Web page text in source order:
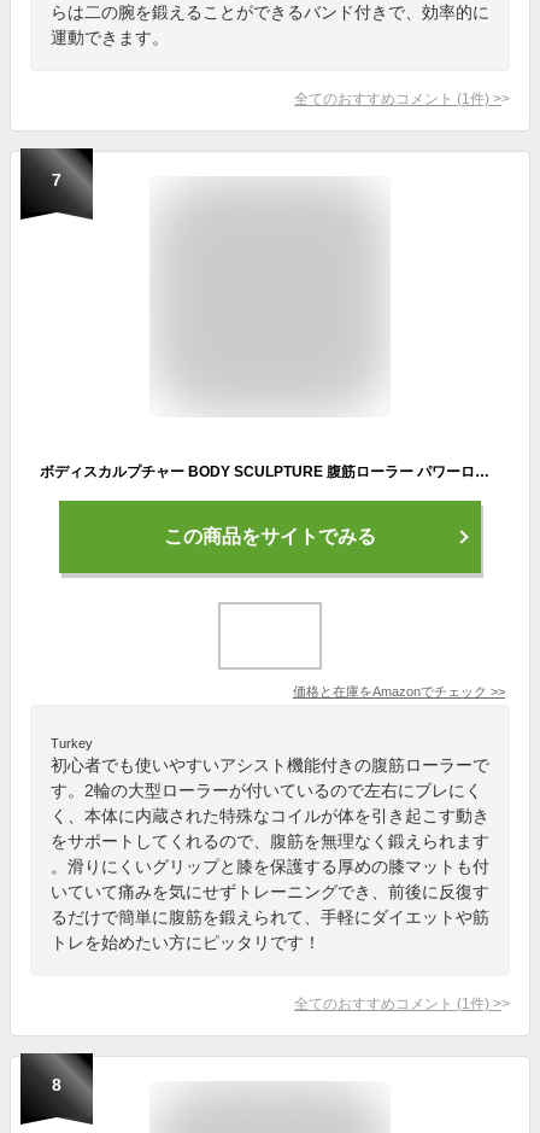
らは二の腕を鍛えることができるバンド付きで、効率的に
運動できます。
全てのおすすめコメント (1 件) >
7
ボディスカルプチャー BODY SCULPTURE 腹筋ローラー パワーローラーコア スペシャルエディション(ピンク) 引き起しアシスト機能搭載(引き起し性能120%バージョン) 高密度マット付き 大型ローラー アブトレーニング TKS71HM021
この商品をサイトでみる
価格と在庫をAmazonでチェック >>
Turkey
初心者でも使いやすいアシスト機能付きの腹筋ローラーで
す。2輪の大型ローラーが付いているので左右にブレにく
く、本体に内蔵された特殊なコイルが体を引き起こす動き
をサポートしてくれるので、腹筋を無理なく鍛えられます
。滑りにくいグリップと膝を保護する厚めの膝マットも付
いていて痛みを気にせずトレーニングでき、前後に反復す
るだけで簡単に腹筋を鍛えられて、手軽にダイエットや筋
トレを始めたい方にピッタリです！
全てのおすすめコメント (1 件) >
8